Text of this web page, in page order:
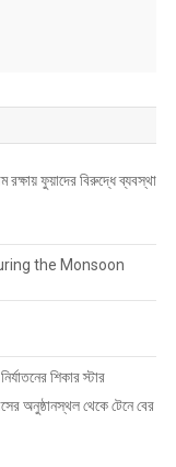
রক্ষায় ফুয়াদের বিরুদ্ধে ব্যবস্থা
the Monsoon
শিকার স্টার
অনুষ্ঠানস্থল থেকে টেনে বের